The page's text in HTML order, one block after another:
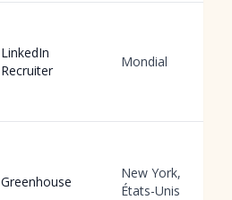
LinkedIn
Recruiter
Mondial
Greenhouse
New York,
États-Unis